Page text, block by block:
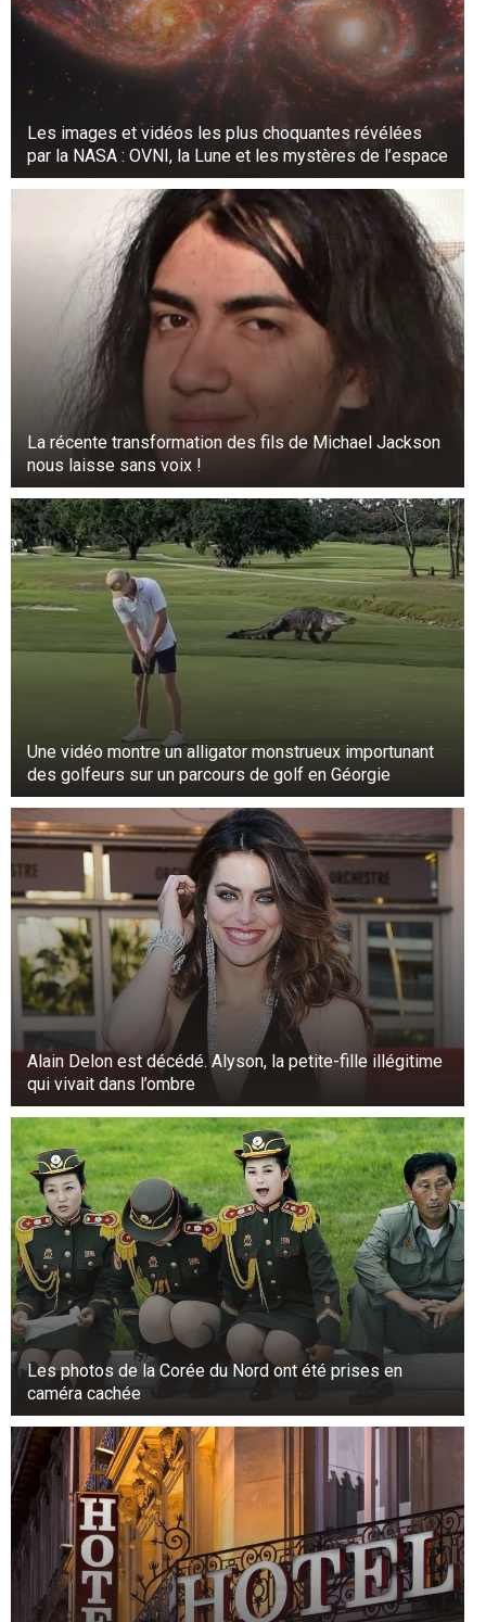
Les images et vidéos les plus choquantes révélées
par la NASA : OVNI, la Lune et les mystères de l’espace
La récente transformation des fils de Michael Jackson
nous laisse sans voix !
Une vidéo montre un alligator monstrueux importunant
des golfeurs sur un parcours de golf en Géorgie
Alain Delon est décédé. Alyson, la petite-fille illégitime
qui vivait dans l’ombre
Les photos de la Corée du Nord ont été prises en
caméra cachée